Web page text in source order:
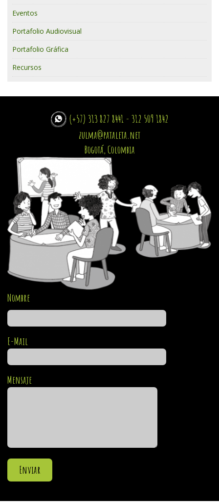
Eventos
Portafolio Audiovisual
Portafolio Gráfica
Recursos
(+57) 313 827 8441 - 312 509 1842
zulma@pataleta.net
Bogotá, Colombia
Nombre
E-Mail
Mensaje